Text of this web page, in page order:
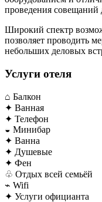
проведения совещаний
Широкий спектр
позволяет проводить
небольших деловых
Услуги отеля
⌂ Балкон
✦ Ванная
✦ Телефон
◒ Минибар
✦ Ванна
✦ Душевые
✦ Фен
♧ Отдых всей семьёй
⌁ Wifi
✦ Услуги официанта